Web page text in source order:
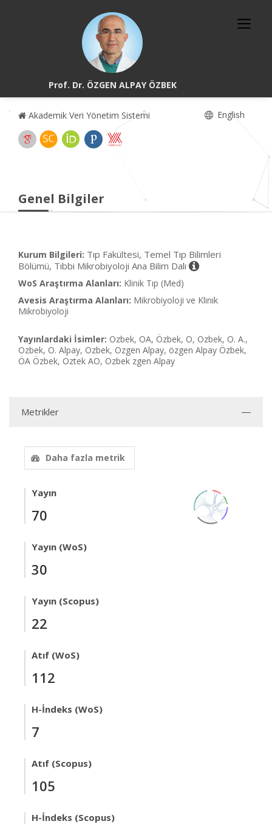
Prof. Dr. ÖZGEN ALPAY ÖZBEK
Akademik Veri Yönetim Sistemi English
Genel Bilgiler
Kurum Bilgileri: Tıp Fakültesi, Temel Tıp Bilimleri
Bölümü, Tıbbi Mikrobiyoloji Ana Bilim Dalı
WoS Araştırma Alanları: Klinik Tıp (Med)
Avesis Araştırma Alanları: Mikrobiyoloji ve Klinik
Mikrobiyoloji
Yayınlardaki İsimler: Ozbek, OA, Özbek, O, Ozbek, O. A.,
Ozbek, O. Alpay, Ozbek, Ozgen Alpay, özgen Alpay Özbek,
ÖA Özbek, Oztek AO, Ozbek zgen Alpay
Metrikler
Daha fazla metrik
Yayın
70
Yayın (WoS)
30
Yayın (Scopus)
22
Atıf (WoS)
112
H-İndeks (WoS)
7
Atıf (Scopus)
105
H-İndeks (Scopus)